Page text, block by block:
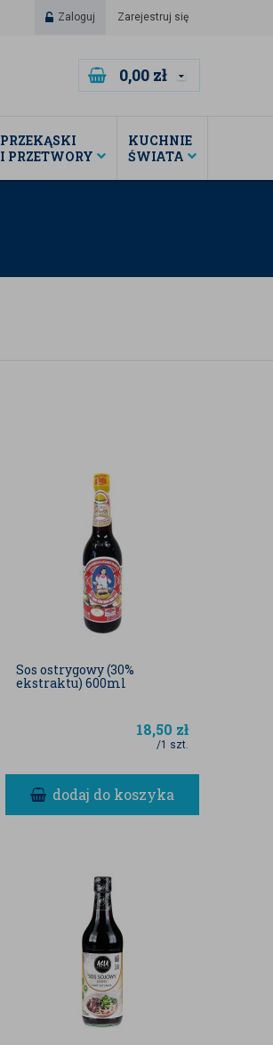
Zaloguj Zarejestruj się
0,00 zł
PRZEKĄSKI
I PRZETWORY
KUCHNIE
ŚWIATA
Sos ostrygowy (30%
ekstraktu) 600ml
18,50 zł
/1 szt.
dodaj do koszyka